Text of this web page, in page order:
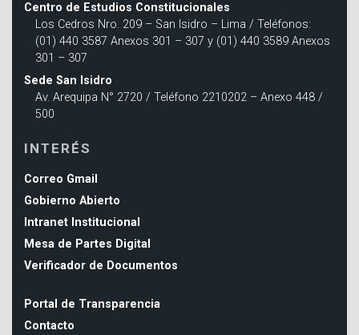
Centro de Estudios Constitucionales
Los Cedros Nro. 209 – San Isidro – Lima / Teléfonos:
(01) 440 3587 Anexos 301 – 307 y (01) 440 3589 Anexos
301 – 307
Sede San Isidro
Av. Arequipa N° 2720 / Teléfono 2210202 – Anexo 448 /
500
INTERÉS
Correo Gmail
Gobierno Abierto
Intranet Institucional
Mesa de Partes Digital
Verificador de Documentos
Portal de Transparencia
Contacto